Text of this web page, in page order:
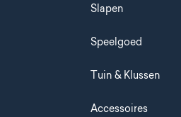
Slapen
Speelgoed
Tuin & Klussen
Accessoires